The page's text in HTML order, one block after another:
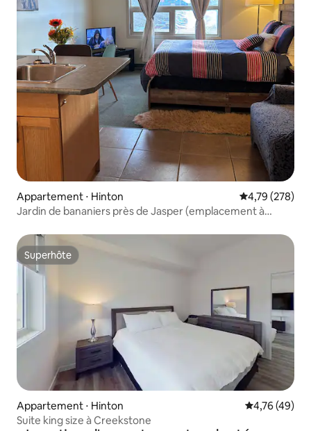
Appartement ⋅ Hinton Évaluation
4,79 (278)
Jardin de bananiers près de Jasper (emplacement à
Superhôte
Superhôte
Appartement ⋅ Hinton Évaluation
4,76 (49)
Suite king size à Creekstone